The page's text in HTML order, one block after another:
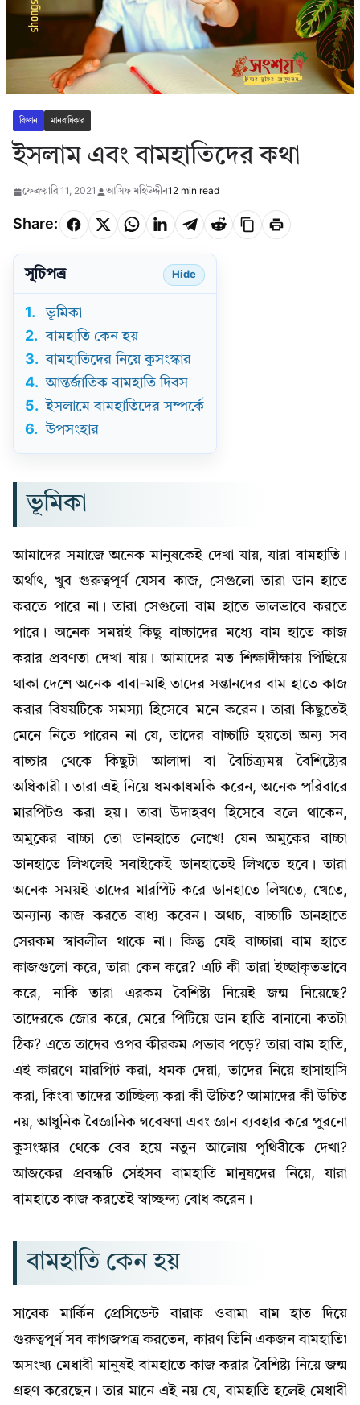
বিজ্ঞান মানবাধিকার
ইসলাম এবং বামহাতিদের কথা
ফেব্রুয়ারি 11, 2021 আসিফ মহিউদ্দীন12 min read
Share:
সূচিপত্র Hide
1.
ভূমিকা
2.
বামহাতি কেন হয়
3. বামহাতিদের নিয়ে কুসংস্কার
4. আন্তর্জাতিক বামহাতি দিবস
5. ইসলামে বামহাতিদের সম্পর্কে
6.
উপসংহার
ভূমিকা
আমাদের সমাজে অনেক মানুষকেই দেখা যায়, যারা বামহাতি।
অর্থাৎ, খুব গুরুত্বপূর্ণ যেসব কাজ, সেগুলো তারা ডান হাতে
করতে পারে না। তারা সেগুলো বাম হাতে ভালভাবে করতে
পারে। অনেক সময়ই কিছু বাচ্চাদের মধ্যে বাম হাতে কাজ
করার প্রবণতা দেখা যায়। আমাদের মত শিক্ষাদীক্ষায় পিছিয়ে
থাকা দেশে অনেক বাবা-মাই তাদের সন্তানদের বাম হাতে কাজ
করার বিষয়টিকে সমস্যা হিসেবে মনে করেন। তারা কিছুতেই
মেনে নিতে পারেন না যে, তাদের বাচ্চাটি হয়তো অন্য সব
বাচ্চার থেকে কিছুটা আলাদা বা বৈচিত্র্যময় বৈশিষ্ট্যের
অধিকারী। তারা এই নিয়ে ধমকাধমকি করেন, অনেক পরিবারে
মারপিটও করা হয়। তারা উদাহরণ হিসেবে বলে থাকেন,
অমুকের বাচ্চা তো ডানহাতে লেখে! যেন অমুকের বাচ্চা
ডানহাতে লিখলেই সবাইকেই ডানহাতেই লিখতে হবে। তারা
অনেক সময়ই তাদের মারপিট করে ডানহাতে লিখতে, খেতে,
অন্যান্য কাজ করতে বাধ্য করেন। অথচ, বাচ্চাটি ডানহাতে
সেরকম স্বাবলীল থাকে না। কিন্তু যেই বাচ্চারা বাম হাতে
কাজগুলো করে, তারা কেন করে? এটি কী তারা ইচ্ছাকৃতভাবে
করে, নাকি তারা এরকম বৈশিষ্ট্য নিয়েই জন্ম নিয়েছে?
তাদেরকে জোর করে, মেরে পিটিয়ে ডান হাতি বানানো কতটা
ঠিক? এতে তাদের ওপর কীরকম প্রভাব পড়ে? তারা বাম হাতি,
এই কারণে মারপিট করা, ধমক দেয়া, তাদের নিয়ে হাসাহাসি
করা, কিংবা তাদের তাচ্ছিল্য করা কী উচিত? আমাদের কী উচিত
নয়, আধুনিক বৈজ্ঞানিক গবেষণা এবং জ্ঞান ব্যবহার করে পুরনো
কুসংস্কার থেকে বের হয়ে নতুন আলোয় পৃথিবীকে দেখা?
আজকের প্রবন্ধটি সেইসব বামহাতি মানুষদের নিয়ে, যারা
বামহাতে কাজ করতেই স্বাচ্ছন্দ্য বোধ করেন।
বামহাতি কেন হয়
সাবেক মার্কিন প্রেসিডেন্ট বারাক ওবামা বাম হাত দিয়ে
গুরুত্বপূর্ণ সব কাগজপত্র করতেন, কারণ তিনি একজন বামহাতি৷
অসংখ্য মেধাবী মানুষই বামহাতে কাজ করার বৈশিষ্ট্য নিয়ে জন্ম
গ্রহণ করেছেন। তার মানে এই নয় যে, বামহাতি হলেই মেধাবী